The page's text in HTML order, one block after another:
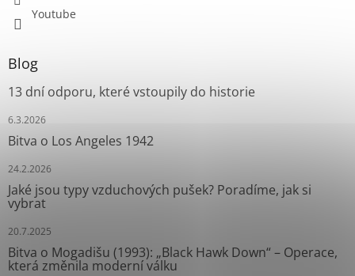
Youtube
Blog
13 dní odporu, které vstoupily do historie
6.3.2026
Bitva o Los Angeles 1942
24.2.2026
Jaké jsou typy vzduchových pušek? Poradíme, jak si
vybrat
20.7.2025
Bitva o Mogadišu (1993): „Black Hawk Down“ – Operace,
která změnila moderní válku